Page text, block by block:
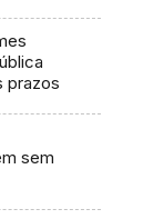
prazos
sem